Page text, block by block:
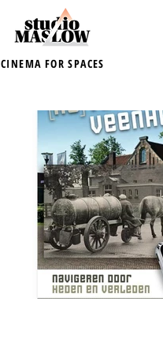
CINEMA FOR SPACES